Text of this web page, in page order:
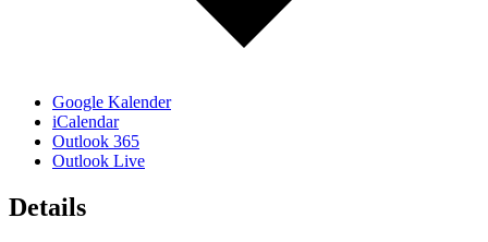
Google Kalender
iCalendar
Outlook 365
Outlook Live
Details